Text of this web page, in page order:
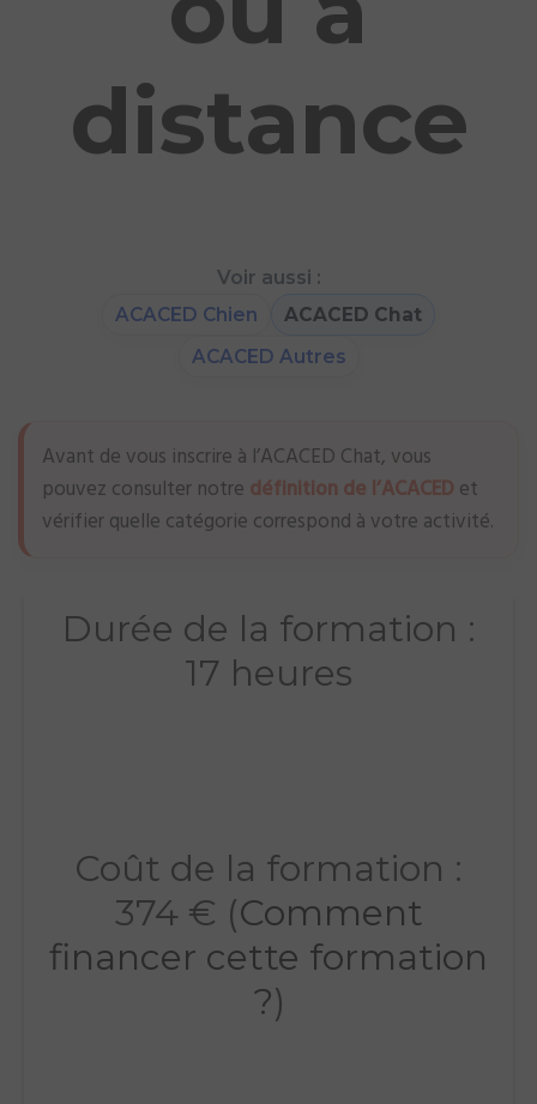
distance
Voir aussi :
ACACED Chien
ACACED Chat
ACACED Autres
Avant de vous inscrire à l’ACACED Chat, vous
pouvez consulter notre définition de l’ACACED et
vérifier quelle catégorie correspond à votre activité.
Durée de la formation :
17 heures
Coût de la formation :
374 € (Comment
financer cette formation
?)